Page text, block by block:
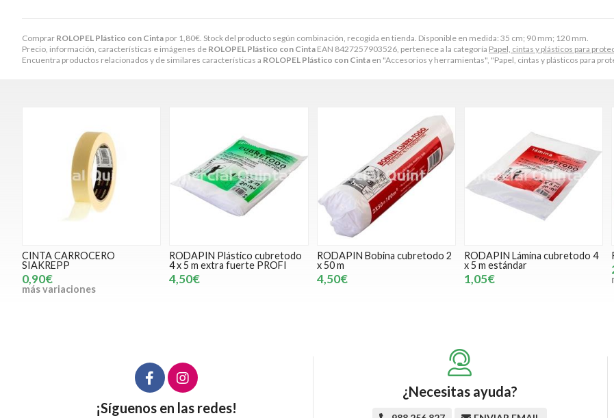
Comprar ROLOPEL Plástico con Cinta por 1,80€ . Stock del producto según combinación, recogida en tienda. Disponible en medida: 35 cm; 90 mm; 120 mm.
Precio, información, características e imágenes de ROLOPEL Plástico con Cinta EAN 8427257903526, pertenece a la categoría Papel, cintas y plásticos para
Encuentra productos relacionados y de similares características a ROLOPEL Plástico con Cinta en "Accesorios y herramientas", "Papel, cintas y plásticos para
CINTA CARROCERO
SIAKREPP
0,90€
más variaciones
RODAPIN Plástico cubretodo
4 x 5 m extra fuerte PROFI
4,50€
RODAPIN Bobina cubretodo 2
x 50 m
4,50€
RODAPIN Lámina cubretodo 4
x 5 m estándar
1,05€
¡Síguenos en las redes!
¿Necesitas ayuda?